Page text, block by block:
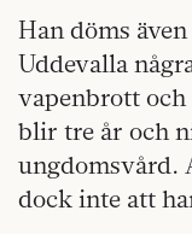
Han döms
Uddevalla
vapenbrott
blir tre år och
ungdomsvård.
dock inte att